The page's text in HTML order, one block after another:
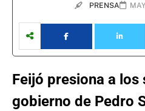
PRENSA
Feijó presiona a los
gobierno de Pedro